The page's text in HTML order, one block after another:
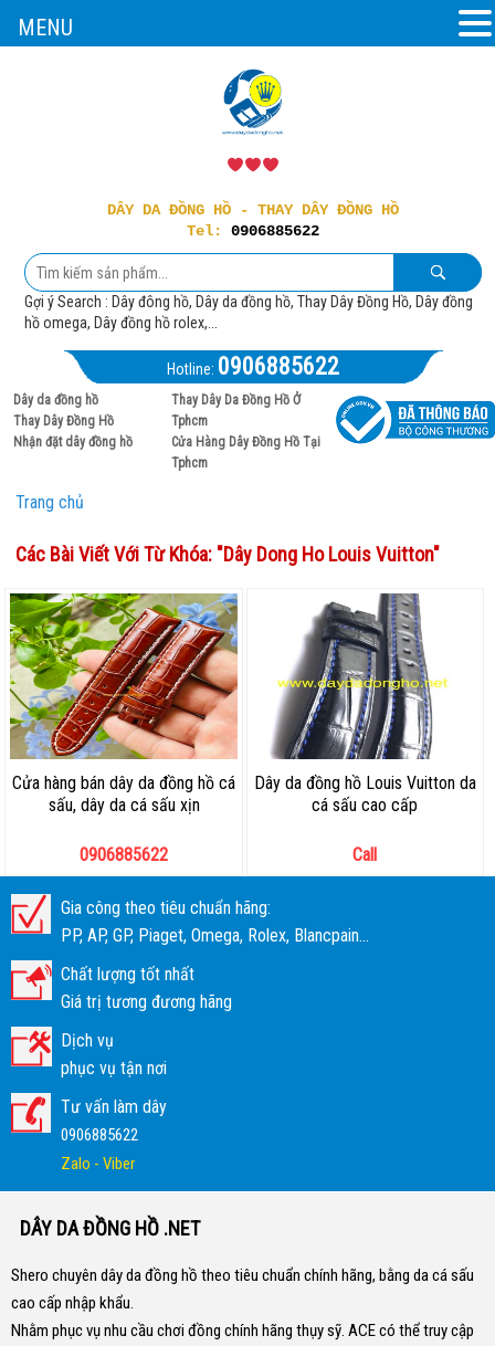
DÂY DA ĐỒNG HỒ - THAY DÂY ĐỒNG HỒ
Tel: 0906885622
Gợi ý Search : Dây đông hồ, Dây da đồng hồ, Thay Dây Đồng Hồ, Dây đồng
hồ omega, Dây đồng hồ rolex,...
Hotline: 0906885622
Dây da đồng hồ
Thay Dây Đồng Hồ
Nhận đặt dây đồng hồ
Thay Dây Da Đồng Hồ Ở
Tphcm
Cửa Hàng Dây Đồng Hồ Tại
Tphcm
Trang chủ
Các Bài Viết Với Từ Khóa: "Dây Dong Ho Louis Vuitton"
Cửa hàng bán dây da đồng hồ cá
sấu, dây da cá sấu xịn
0906885622
Dây da đồng hồ Louis Vuitton da
cá sấu cao cấp
Call
Gia công theo tiêu chuẩn hãng:
PP, AP, GP, Piaget, Omega, Rolex, Blancpain...
Chất lượng tốt nhất
Giá trị tương đương hãng
Dịch vụ
phục vụ tận nơi
Tư vấn làm dây
0906885622
Zalo - Viber
DÂY DA ĐỒNG HỒ .NET
Shero chuyên dây da đồng hồ theo tiêu chuẩn chính hãng, bằng da cá sấu
cao cấp nhập khẩu.
Nhằm phục vụ nhu cầu chơi đồng chính hãng thụy sỹ. ACE có thể truy cập
MENU